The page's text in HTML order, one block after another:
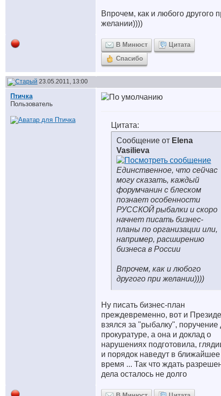
Впрочем, как и любого другого
желании))))
В Минюст
Цитата
Спасибо
23.05.2011, 13:00
Птичка
Пользователь
Цитата:
Сообщение от Elena
Vasilieva
Единственное, что сейчас
могу сказать, каждый
форумчанин с блеском
познает особенности
РУССКОЙ рыбалки и скоро
начнет писать бизнес-
планы по организации или,
например, расширению
бизнеса в России
Впрочем, как и любого
другого при желании))))
Ну писать бизнес-план
преждевременно, вот и
взялся за "рыбалку", поручение
прокуратуре, а она и доклад о
нарушениях подготовила,
и порядок наведут в ближайшее
время ... Так что ждать
дела осталось не долго